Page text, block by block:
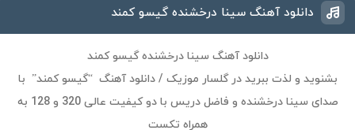
دانلود آهنگ سینا درخشنده گیسو کمند
دانلود آهنگ سینا درخشنده گیسو کمند
بشنوید و لذت ببرید در گلسار موزیک / دانلود آهنگ “گیسو کمند” با
صدای سینا درخشنده و فاضل دریس با دو کیفیت عالی 320 و 128 به
همراه تکست